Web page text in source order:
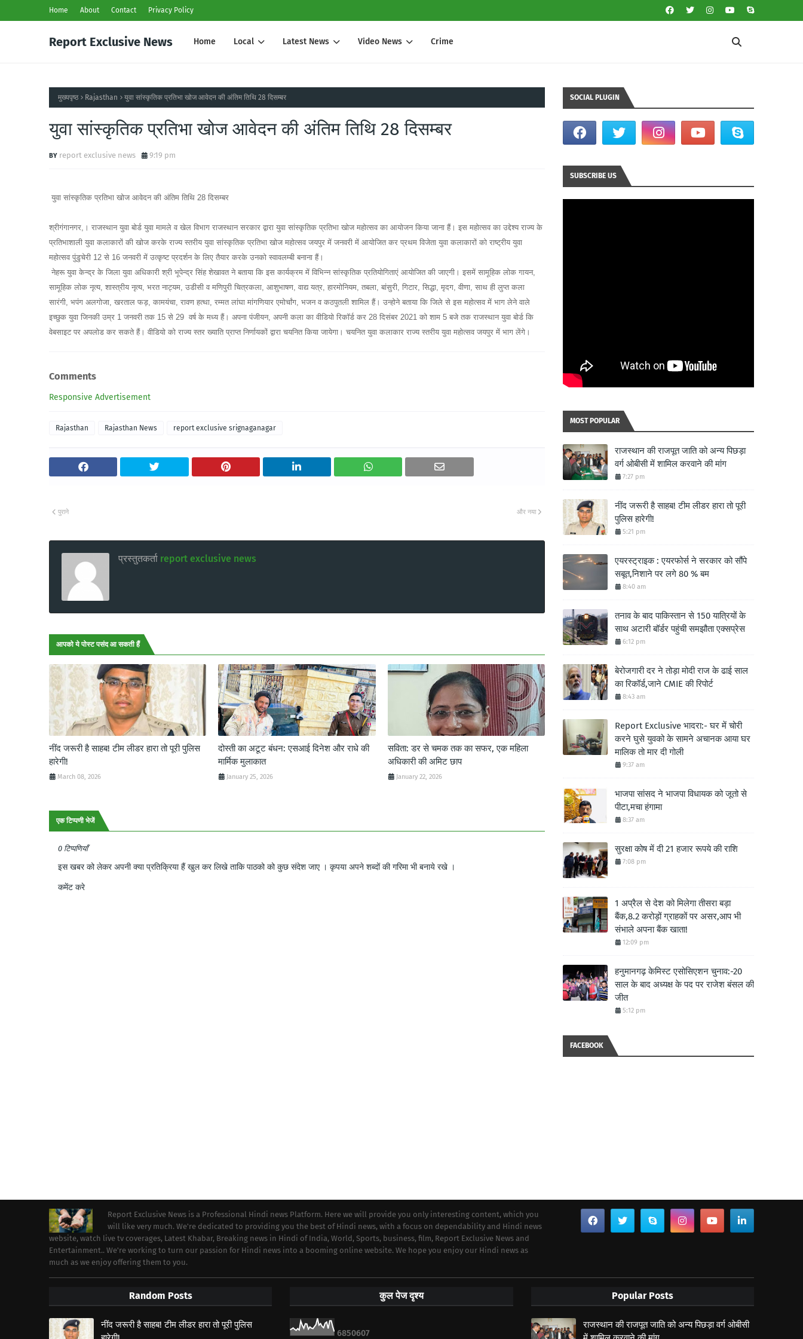
Home About Contact Privacy Policy
Report Exclusive News Home Local Latest News Video News Crime
मुख्यपृष्ठ Rajasthan युवा सांस्कृतिक प्रतिभा खोज आवेदन की अंतिम तिथि 28 दिसम्बर
युवा सांस्कृतिक प्रतिभा खोज आवेदन की अंतिम तिथि 28 दिसम्बर
report exclusive news 9:19 pm
युवा सांस्कृतिक प्रतिभा खोज आवेदन की अंतिम तिथि 28 दिसम्बर
श्रीगंगानगर,। राजस्थान युवा बोर्ड युवा मामले व खेल विभाग राजस्थान सरकार द्वारा युवा सांस्कृतिक प्रतिभा खोज महोत्सव का आयोजन किया जाना हैं। इस महोत्सव का उद्देश्य राज्य के
प्रतिभाशाली युवा कलाकारों की खोज करके राज्य स्तरीय युवा सांस्कृतिक प्रतिभा खोज महोत्सव जयपुर में जनवरी में आयोजित कर प्रथम विजेता युवा कलाकारों को राष्ट्रीय युवा
महोत्सव पुंडुचेरी 12 से 16 जनवरी में उत्कृष्ट प्रदर्शन के लिए तैयार करके उनको स्वावलम्बी बनाना हैं।
नेहरू युवा केन्द्र के जिला युवा अधिकारी श्री भूपेन्द्र सिंह शेखावत ने बताया कि इस कार्यक्रम में विभिन्न सांस्कृतिक प्रतियोगिताएं आयोजित की जाएगी। इसमें सामूहिक लोक गायन,
सामूहिक लोक नृत्य, शास्त्रीय नृत्य, भरत नाट्यम, उडीसी व मणिपुरी चित्रकला, आशुभाषण, वाद्य यत्र, हारमोनियम, तबला, बांसुरी, गिटार, सिद्धा, मृदग, वीणा, साथ ही लुप्त कला
सारंगी, भपंग अलगोजा, खरताल फड़, कामयंचा, रावण हत्था, रम्मत लांघा मांगणियार एमोर्चांग, भजन व कठपुतली शामिल हैं। उन्होने बताया कि जिले से इस महोत्सव में भाग लेने वाले
इच्छुक युवा जिनकी उम्र 1 जनवरी तक 15 से 29 वर्ष के मध्य हैं। अपना पंजीयन, अपनी कला का वीडियो रिकॉर्ड कर 28 दिसंबर 2021 को शाम 5 बजे तक राजस्थान युवा बोर्ड कि
वेबसाइट पर अपलोड कर सकते हैं। वीडियो को राज्य स्तर ख्याति प्राप्त निर्णायकों द्वारा चयनित किया जायेगा। चयनित युवा कलाकार राज्य स्तरीय युवा महोत्सव जयपुर में भाग लेंगे।
Comments
Responsive Advertisement
Rajasthan Rajasthan News report exclusive srignaganagar
और नया
पुराने
प्रस्तुतकर्ता report exclusive news
आपको ये पोस्ट पसंद आ सकती हैं
नींद जरूरी है साहब! टीम लीडर हारा तो पूरी पुलिस
हारेगी!
March 08, 2026
दोस्ती का अटूट बंधन: एसआई दिनेश और राधे की
मार्मिक मुलाकात
January 25, 2026
सविता: डर से चमक तक का सफर, एक महिला
अधिकारी की अमिट छाप
January 22, 2026
एक टिप्पणी भेजें
0 टिप्पणियाँ
इस खबर को लेकर अपनी क्या प्रतिक्रिया हैं खुल कर लिखे ताकि पाठको को कुछ संदेश जाए । कृपया अपने शब्दों की गरिमा भी बनाये रखे ।
कमेंट करे
SOCIAL PLUGIN
SUBSCRIBE US
MOST POPULAR
राजस्थान की राजपूत जाति को अन्य पिछड़ा
वर्ग ओबीसी में शामिल करवाने की मांग
7:27 pm
नींद जरूरी है साहब! टीम लीडर हारा तो पूरी
पुलिस हारेगी!
5:21 pm
एयरस्ट्राइक : एयरफोर्स ने सरकार को सौंपे
सबूत,निशाने पर लगे 80 % बम
8:40 am
तनाव के बाद पाकिस्तान से 150 यात्रियों के
साथ अटारी बॉर्डर पहुंची समझौता एक्सप्रेस
6:12 pm
बेरोजगारी दर ने तोड़ा मोदी राज के ढाई साल
का रिकॉर्ड,जाने CMIE की रिपोर्ट
8:43 am
Report Exclusive भादरा:- घर में चोरी
करने घुसे युवको के सामने अचानक आया घर
मालिक तो मार दी गोली
9:37 am
भाजपा सांसद ने भाजपा विधायक को जूतो से
पीटा,मचा हंगामा
8:37 am
सुरक्षा कोष में दी 21 हजार रूपये की राशि
7:08 pm
1 अप्रैल से देश को मिलेगा तीसरा बड़ा
बैंक,8.2 करोड़ों ग्राहकों पर असर,आप भी
संभाले अपना बैंक खाता!
12:09 pm
हनुमानगढ़ केमिस्ट एसोसिएशन चुनाव:-20
साल के बाद अध्यक्ष के पद पर राजेश बंसल की
जीत
5:12 pm
FACEBOOK
Report Exclusive News is a Professional Hindi news Platform. Here we will provide you only interesting content, which you
will like very much. We're dedicated to providing you the best of Hindi news, with a focus on dependability and Hindi news
website, watch live tv coverages, Latest Khabar, Breaking news in Hindi of India, World, Sports, business, film, Report Exclusive News and
Entertainment.. We're working to turn our passion for Hindi news into a booming online website. We hope you enjoy our Hindi news as
much as we enjoy offering them to you.
Random Posts
नींद जरूरी है साहब! टीम लीडर हारा तो पूरी पुलिस
कुल पेज दृश्य
6850607
Popular Posts
राजस्थान की राजपूत जाति को अन्य पिछड़ा वर्ग ओबीसी